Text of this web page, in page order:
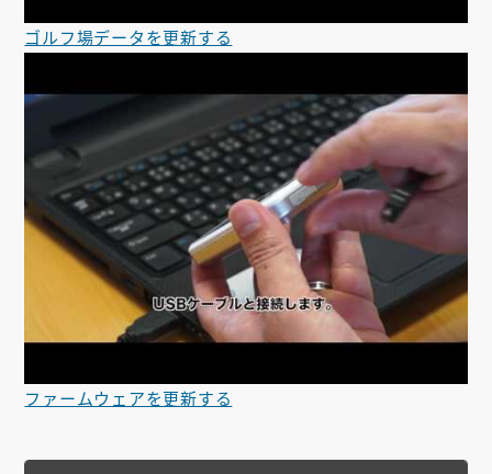
ゴルフ場データを更新する
ファームウェアを更新する